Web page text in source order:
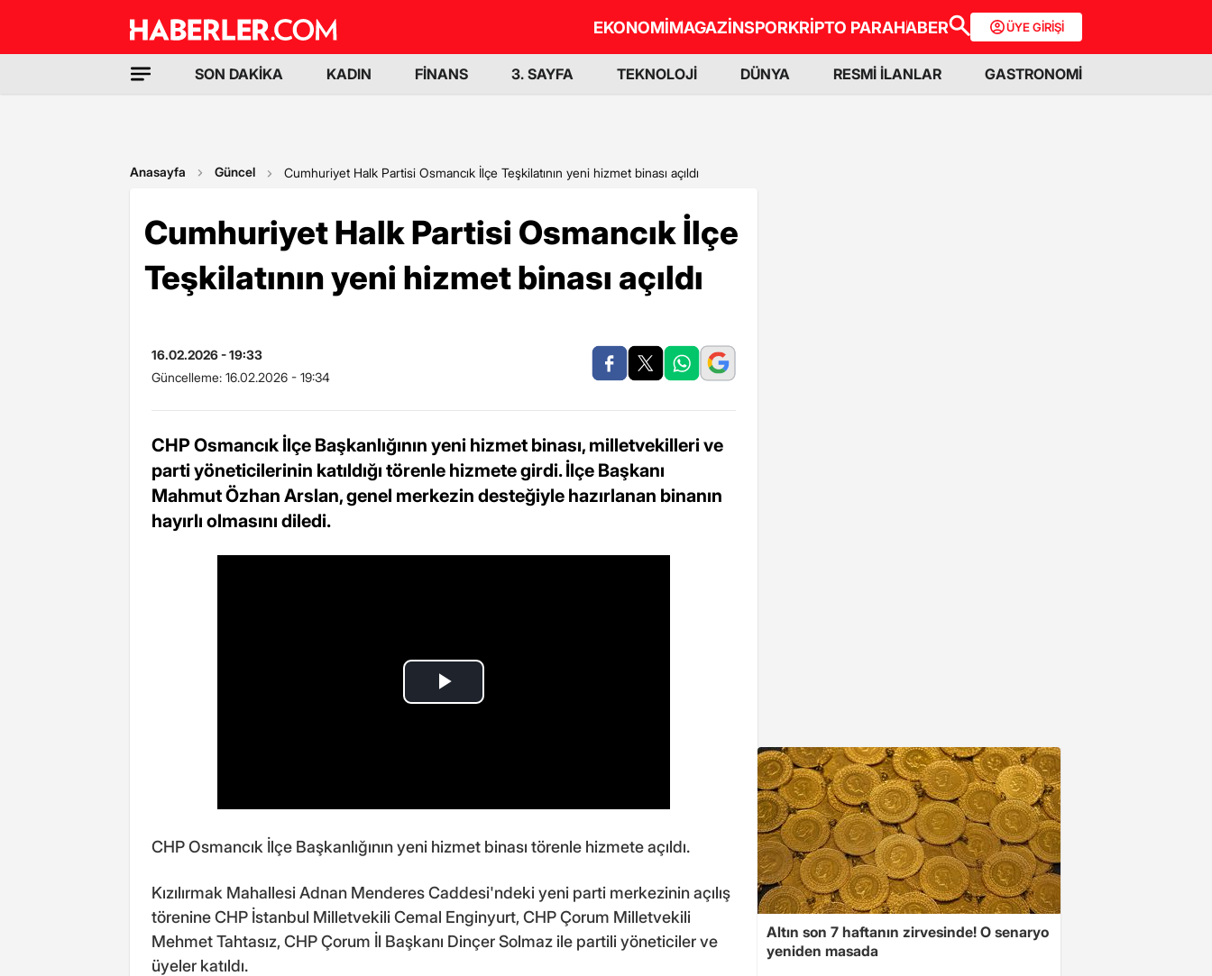
EKONOMİMAGAZİNSPORKRİPTO PARAHABER ÜYE GİRİŞİ
SON DAKİKA KADIN FİNANS 3. SAYFA TEKNOLOJİ DÜNYA RESMİ İLANLAR GASTRONOMİ
Anasayfa Güncel Cumhuriyet Halk Partisi Osmancık İlçe Teşkilatının yeni hizmet binası açıldı
Cumhuriyet Halk Partisi Osmancık İlçe
Teşkilatının yeni hizmet binası açıldı
16.02.2026 - 19:33
Güncelleme: 16.02.2026 - 19:34
CHP Osmancık İlçe Başkanlığının yeni hizmet binası, milletvekilleri ve
parti yöneticilerinin katıldığı törenle hizmete girdi. İlçe Başkanı
Mahmut Özhan Arslan, genel merkezin desteğiyle hazırlanan binanın
hayırlı olmasını diledi.
CHP Osmancık İlçe Başkanlığının yeni hizmet binası törenle hizmete açıldı.
Kızılırmak Mahallesi Adnan Menderes Caddesi'ndeki yeni parti merkezinin açılış
törenine CHP İstanbul Milletvekili Cemal Enginyurt, CHP Çorum Milletvekili
Mehmet Tahtasız, CHP Çorum İl Başkanı Dinçer Solmaz ile partili yöneticiler ve
üyeler katıldı.
Altın son 7 haftanın zirvesinde! O senaryo
yeniden masada